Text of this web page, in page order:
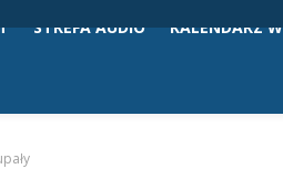
STREFA AUDIO KALENDARZ